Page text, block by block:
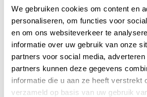
We gebruiken cookies om content en
personaliseren, om functies voor
en om ons websiteverkeer te
informatie over uw gebruik van onze
partners voor social media,
partners kunnen deze gegevens
informatie die u aan ze heeft verstrekt
verzameld op basis van uw gebruik
€ 79,90
out stock
Neverstick2 Eaziglide
anti-aanbak pan met
deksel
€ 49,41
out
crêpe